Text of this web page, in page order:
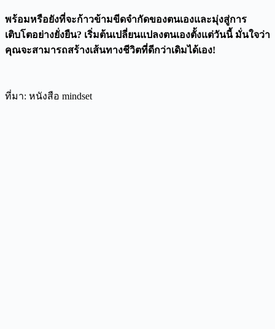
พร้อมหรือยังที่จะก้าวข้ามขีดจำกัดของตนเองและมุ่งสู่การ
เติบโตอย่างยั่งยืน? เริ่มต้นเปลี่ยนแปลงตนเองตั้งแต่วันนี้ มั่นใจว่า
คุณจะสามารถสร้างเส้นทางชีวิตที่ดีกว่าเดิมได้เอง!
ที่มา: หนังสือ mindset